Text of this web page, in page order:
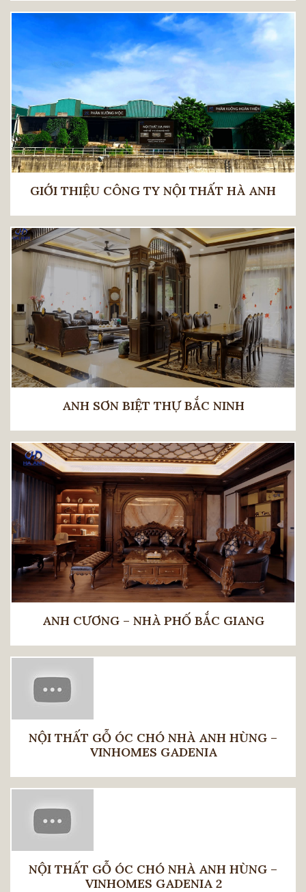
GIỚI THIỆU CÔNG TY NỘI THẤT HÀ ANH
ANH SƠN BIỆT THỰ BẮC NINH
ANH CƯƠNG – NHÀ PHỐ BẮC GIANG
NỘI THẤT GỖ ÓC CHÓ NHÀ ANH HÙNG –
VINHOMES GADENIA
NỘI THẤT GỖ ÓC CHÓ NHÀ ANH HÙNG –
VINHOMES GADENIA 2